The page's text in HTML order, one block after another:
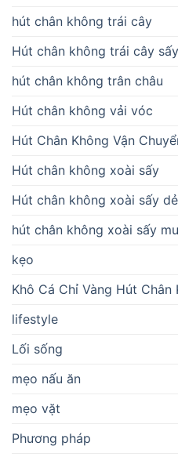
hút chân không trái cây
Hút chân không trái cây
hút chân không trân châu
Hút chân không vải vóc
Hút Chân Không Vận
Hút chân không xoài sấy
Hút chân không xoài sấy
hút chân không xoài sấy
kẹo
Khô Cá Chỉ Vàng Hút Chân
lifestyle
Lối sống
mẹo nấu ăn
mẹo vặt
Phương pháp